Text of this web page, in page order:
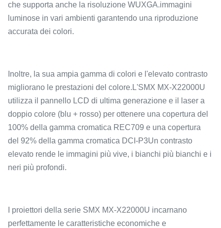
che supporta anche la risoluzione WUXGA.immagini
luminose in vari ambienti garantendo una riproduzione
accurata dei colori.
Inoltre, la sua ampia gamma di colori e l'elevato contrasto
migliorano le prestazioni del colore.L'SMX MX-X22000U
utilizza il pannello LCD di ultima generazione e il laser a
doppio colore (blu + rosso) per ottenere una copertura del
100% della gamma cromatica REC709 e una copertura
del 92% della gamma cromatica DCI-P3Un contrasto
elevato rende le immagini più vive, i bianchi più bianchi e i
neri più profondi.
I proiettori della serie SMX MX-X22000U incarnano
perfettamente le caratteristiche economiche e